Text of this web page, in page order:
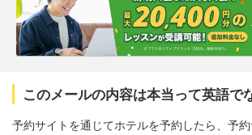
このメールの内容は本当って英語で
予約サイトを通じてホテルを予約したら、予